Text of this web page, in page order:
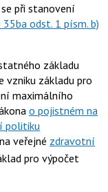
se při stanovení
35ba odst. 1 písm. b)
základu
vzniku základu pro
maximálního
o pojistném na
politiku
veřejné zdravotní
pro výpočet